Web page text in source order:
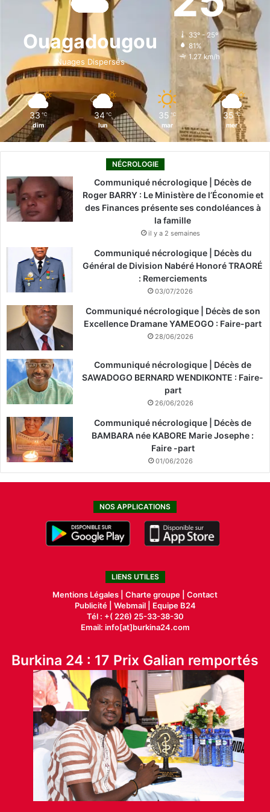
b
o
k
i
n
a
g
r
o
k
Ouagadougou
Nuages Dispersés
33º - 25º
81%
1.27 km/h
33 ℃
dim
34 ℃
lun
35 ℃
mar
35 ℃
mer
NÉCROLOGIE
Communiqué nécrologique | Décès de
Roger BARRY : Le Ministère de l’Économie et
des Finances présente ses condoléances à
la famille
il y a 2 semaines
Communiqué nécrologique | Décès du
Général de Division Nabéré Honoré TRAORÉ
: Remerciements
03/07/2026
Communiqué nécrologique | Décès de son
Excellence Dramane YAMEOGO : Faire-part
28/06/2026
Communiqué nécrologique | Décès de
SAWADOGO BERNARD WENDIKONTE : Faire-
part
26/06/2026
Communiqué nécrologique | Décès de
BAMBARA née KABORE Marie Josephe :
Faire -part
01/06/2026
NOS APPLICATIONS
LIENS UTILES
Mentions Légales | Charte groupe | Contact
Publicité| Webmail |
Equipe B24
Tél : +( 226) 25-33-38-30
Email: info[at]burkina24.com
Burkina 24 : 17 Prix Galian remportés